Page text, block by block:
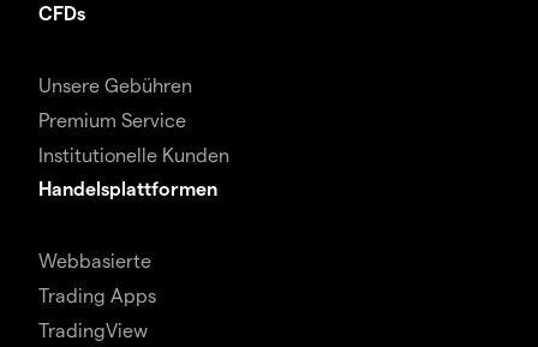
CFDs
Unsere Gebühren
Premium Service
Institutionelle Kunden
Handelsplattformen
Webbasierte
Trading Apps
TradingView